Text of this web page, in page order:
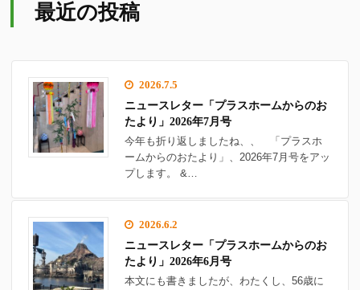
最近の投稿
2026.7.5
ニュースレター「プラスホームからのお
たより」2026年7月号
今年も折り返しましたね、、 「プラスホ
ームからのおたより」、2026年7月号をアッ
プします。 &…
2026.6.2
ニュースレター「プラスホームからのお
たより」2026年6月号
本文にも書きましたが、わたくし、56歳に